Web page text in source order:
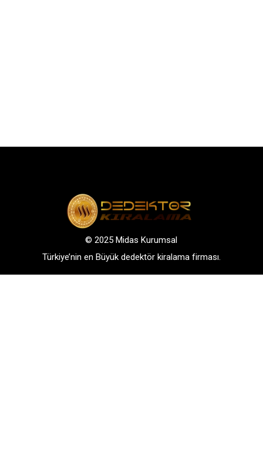
© 2025 Midas Kurumsal
Türkiye’nin en Büyük dedektör kiralama firması.